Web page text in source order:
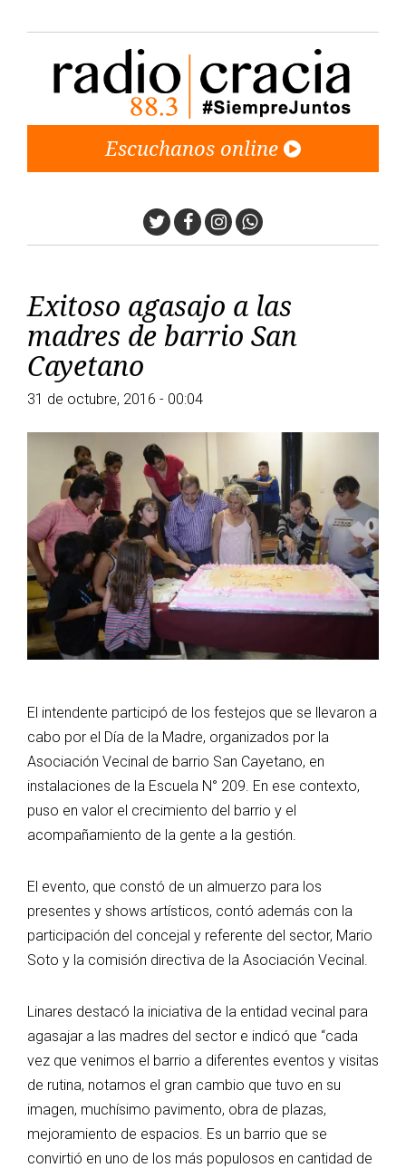
Escuchanos online
TwitterFacebook
Instagram
Whatsapp
Exitoso agasajo a las
madres de barrio San
Cayetano
31 de octubre, 2016 - 00:04
El intendente participó de los festejos que se llevaron a
cabo por el Día de la Madre, organizados por la
Asociación Vecinal de barrio San Cayetano, en
instalaciones de la Escuela N° 209. En ese contexto,
puso en valor el crecimiento del barrio y el
acompañamiento de la gente a la gestión.
El evento, que constó de un almuerzo para los
presentes y shows artísticos, contó además con la
participación del concejal y referente del sector, Mario
Soto y la comisión directiva de la Asociación Vecinal.
Linares destacó la iniciativa de la entidad vecinal para
agasajar a las madres del sector e indicó que “cada
vez que venimos el barrio a diferentes eventos y visitas
de rutina, notamos el gran cambio que tuvo en su
imagen, muchísimo pavimento, obra de plazas,
mejoramiento de espacios. Es un barrio que se
convirtió en uno de los más populosos en cantidad de